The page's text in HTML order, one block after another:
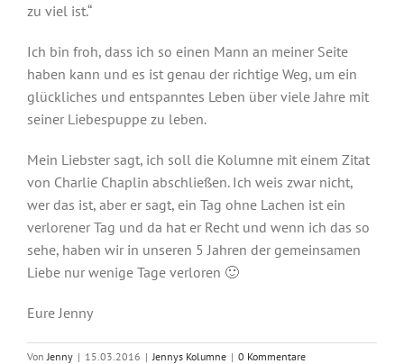
zu viel ist.“
Ich bin froh, dass ich so einen Mann an meiner Seite
haben kann und es ist genau der richtige Weg, um ein
glückliches und entspanntes Leben über viele Jahre mit
seiner Liebespuppe zu leben.
Mein Liebster sagt, ich soll die Kolumne mit einem Zitat
von Charlie Chaplin abschließen. Ich weis zwar nicht,
wer das ist, aber er sagt, ein Tag ohne Lachen ist ein
verlorener Tag und da hat er Recht und wenn ich das so
sehe, haben wir in unseren 5 Jahren der gemeinsamen
Liebe nur wenige Tage verloren 🙂
Eure Jenny
Von Jenny | 15.03.2016 | Jennys Kolumne | 0 Kommentare